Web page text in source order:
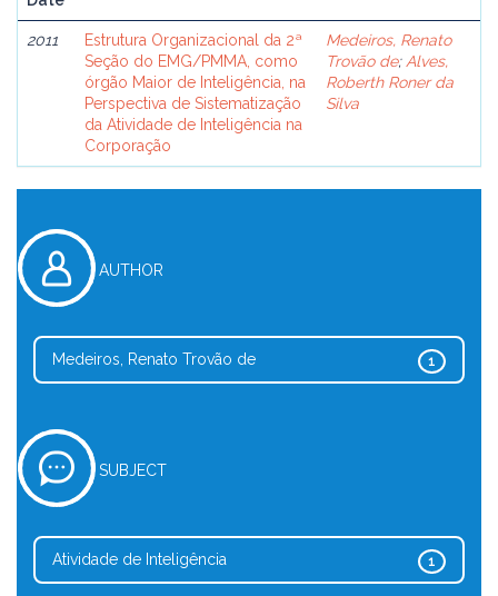
2011
Estrutura Organizacional da 2ª
Seção do EMG/PMMA, como
órgão Maior de Inteligência, na
Perspectiva de Sistematização
da Atividade de Inteligência na
Corporação
Medeiros, Renato
Trovão de; Alves,
Roberth Roner da
Silva
AUTHOR
1
Medeiros, Renato Trovão de
SUBJECT
1
Atividade de Inteligência